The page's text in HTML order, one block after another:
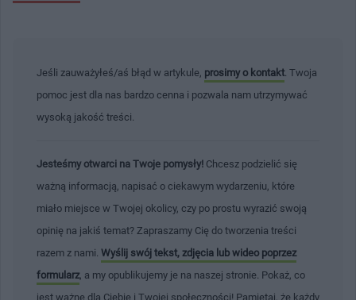
Jeśli zauważyłeś/aś błąd w artykule, prosimy o kontakt . Twoja
pomoc jest dla nas bardzo cenna i pozwala nam utrzymywać
wysoką jakość treści.
Jesteśmy otwarci na Twoje pomysły! Chcesz podzielić się
ważną informacją, napisać o ciekawym wydarzeniu, które
miało miejsce w Twojej okolicy, czy po prostu wyrazić swoją
opinię na jakiś temat? Zapraszamy Cię do tworzenia treści
razem z nami. Wyślij swój tekst, zdjęcia lub wideo poprzez
formularz , a my opublikujemy je na naszej stronie. Pokaż, co
jest ważne dla Ciebie i Twojej społeczności! Pamiętaj, że każdy